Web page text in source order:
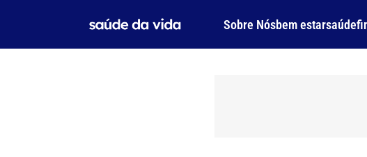
Sobre Nósbem estarsaúde